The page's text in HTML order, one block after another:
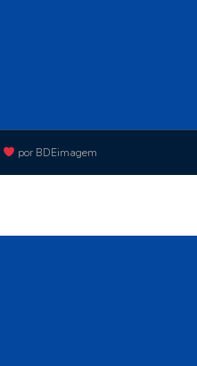
por BDEimagem